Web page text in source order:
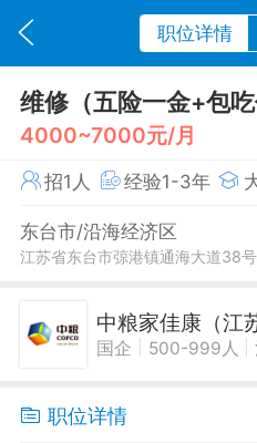
职位详情
维修（五险一金+包吃
4000~7000元/月
招1人 经验1-3年
东台市/沿海经济区
江苏省东台市弶港镇通海大道38号
中粮家佳康（江
国企 500-999人
职位详情